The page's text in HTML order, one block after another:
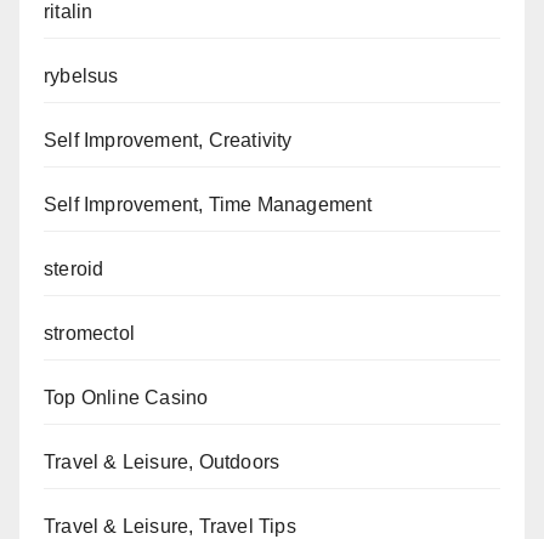
ritalin
rybelsus
Self Improvement, Creativity
Self Improvement, Time Management
steroid
stromectol
Top Online Casino
Travel & Leisure, Outdoors
Travel & Leisure, Travel Tips